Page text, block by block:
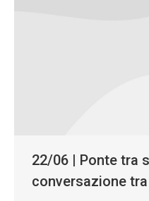
22/06 | Ponte tra
conversazione